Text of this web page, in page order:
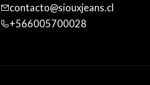
contacto@siouxjeans.cl
+566005700028